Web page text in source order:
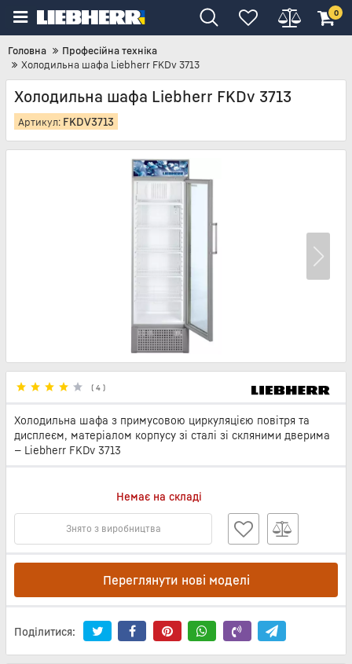
0
Головна
Професійна техніка
Холодильна шафа Liebherr FKDv 3713
Холодильна шафа Liebherr FKDv 3713
Артикул: FKDV3713
( 4 )
Холодильна шафа з примусовою циркуляцією повітря та
дисплеєм, матеріалом корпусу зі сталі зі скляними дверима
— Liebherr FKDv 3713
Немає на складі
Знято з виробництва
Переглянути нові моделі
Поділитися: